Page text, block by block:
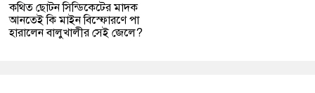
কথিত ছোটন সিন্ডিকেটের মাদক
আনতেই কি মাইন বিস্ফোরণে পা
হারালেন বালুখালীর সেই জেলে?